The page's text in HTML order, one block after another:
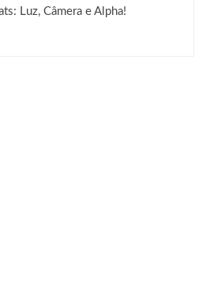
Luz, Câmera e Alpha!